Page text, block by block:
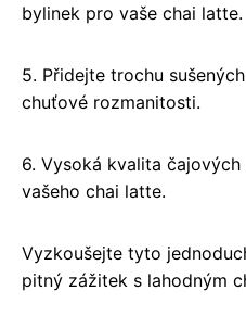
bylinek pro vaše chai latte.
5. Přidejte trochu
chuťové rozmanitosti.
6. Vysoká kvalita
vašeho chai latte.
Vyzkoušejte tyto
pitný zážitek s lahodným